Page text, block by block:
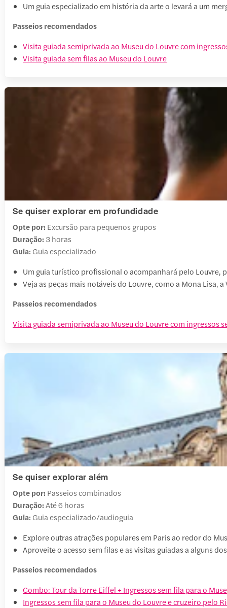
Um guia especializado em história da arte o levará a um
Passeios recomendados
Visita guiada semiprivada ao Museu do Louvre com
Visita guiada sem filas ao Museu do Louvre
Se quiser explorar em profundidade
Opte por: Excursão para pequenos grupos
Duração: 3 horas
Guia: Guia especializado
Um guia turístico profissional o acompanhará pelo
Veja as peças mais notáveis do Louvre, como a Mona
Passeios recomendados
Visita guiada semiprivada ao Museu do Louvre com ingressos
Se quiser explorar além
Opte por: Passeios combinados
Duração:Até 6 horas
Guia: Guia especializado/audioguia
Explore outras atrações populares em Paris ao redor do
Aproveite o acesso sem filas e as visitas guiadas a alguns
Passeios recomendados
Combo: Tour da Torre Eiffel + Ingressos sem fila para o
Ingressos sem fila para o Museu do Louvre e cruzeiro pelo